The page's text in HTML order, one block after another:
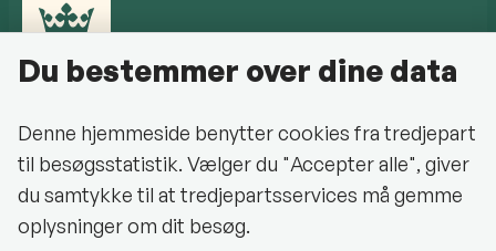
Cookiepolitik
Du bestemmer over dine data
Denne hjemmeside benytter cookies fra tredjepart
til besøgsstatistik. Vælger du "Accepter alle", giver
du samtykke til at tredjepartsservices må gemme
oplysninger om dit besøg.